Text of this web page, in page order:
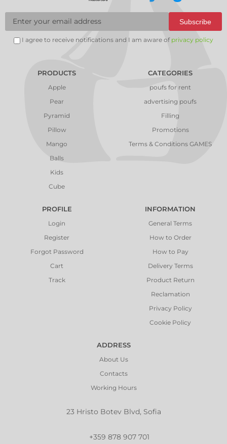
Subscribe
I agree to receive notifications and I am aware of privacy policy
PRODUCTS
Apple
Pear
Pyramid
Pillow
Mango
Balls
Kids
Cube
CATEGORIES
poufs for rent
advertising poufs
Filling
Promotions
Terms & Conditions GAMES
PROFILE
Login
Register
Forgot Password
Cart
Track
INFORMATION
General Terms
How to Order
How to Pay
Delivery Terms
Product Return
Reclamation
Privacy Policy
Cookie Policy
ADDRESS
About Us
Contacts
Working Hours
23 Hristo Botev Blvd, Sofia
+359 878 907 701